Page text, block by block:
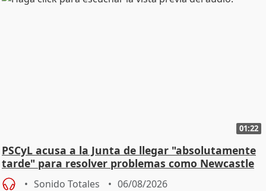
01:22
PSCyL acusa a la Junta de llegar "absolutamente
tarde" para resolver problemas como Newcastle
Sonido Totales 06/08/2026